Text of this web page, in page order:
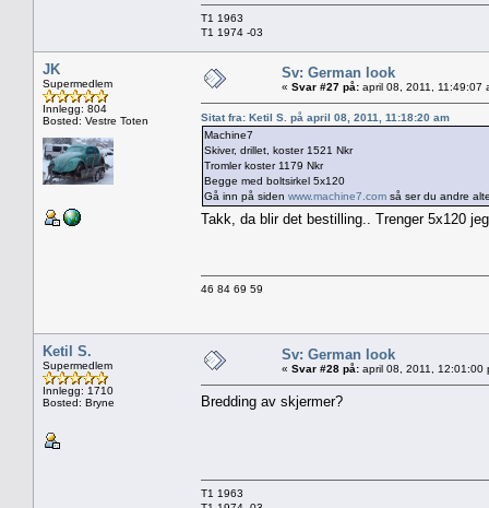
T1 1963
T1 1974 -03
JK
Supermedlem
Innlegg: 804
Bosted: Vestre Toten
Sv: German look
« Svar #27 på: april 08, 2011, 11:49:07
Sitat fra: Ketil S. på april 08, 2011, 11:18:20 am
Machine7
Skiver, drillet, koster 1521 Nkr
Tromler koster 1179 Nkr
Begge med boltsirkel 5x120
Gå inn på siden www.machine7.com så ser du andre
Takk, da blir det bestilling.. Trenger 5x120
46 84 69 59
Ketil S.
Supermedlem
Innlegg: 1710
Bosted: Bryne
Sv: German look
« Svar #28 på: april 08, 2011, 12:01:00
Bredding av skjermer?
T1 1963